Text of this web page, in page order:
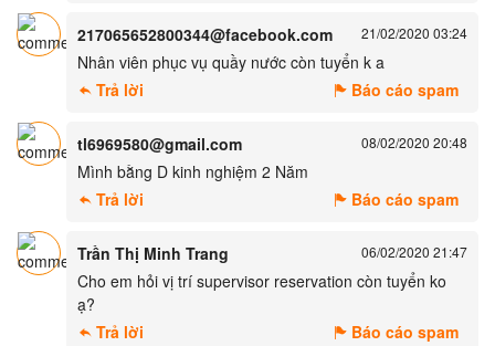
217065652800344@facebook.com 21/02/2020 03:24
Nhân viên phục vụ quầy nước còn tuyển k a
Trả lời
Báo cáo spam
tl6969580@gmail.com 08/02/2020 20:48
Mình bằng D kinh nghiệm 2 Năm
Trả lời
Báo cáo spam
Trần Thị Minh Trang 06/02/2020 21:47
Cho em hỏi vị trí supervisor reservation còn tuyển ko
ạ?
Trả lời
Báo cáo spam